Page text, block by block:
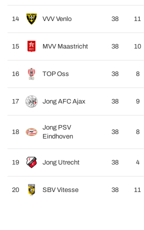
14 VVV Venlo 38 11
15 MVV Maastricht 38 10
16 TOP Oss 38 8
17 Jong AFC Ajax 38 9
18
Jong PSV
Eindhoven
38 8
19 Jong Utrecht 38 4
20 SBV Vitesse 38 11